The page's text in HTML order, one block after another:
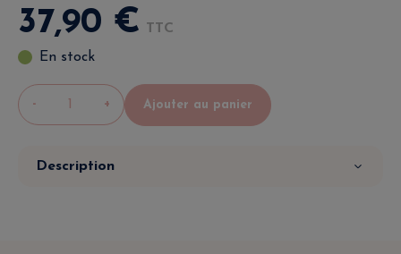
37,90 € TTC
En stock
- + Ajouter au panier
Description